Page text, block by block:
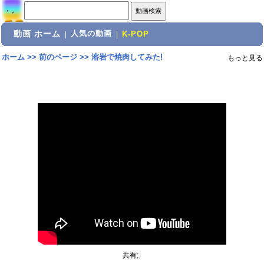
動画 ホーム 人気の動画 K-POP
ホーム>> 前のページ>> 溶岩で焼肉してみた! もっと見る
共有: